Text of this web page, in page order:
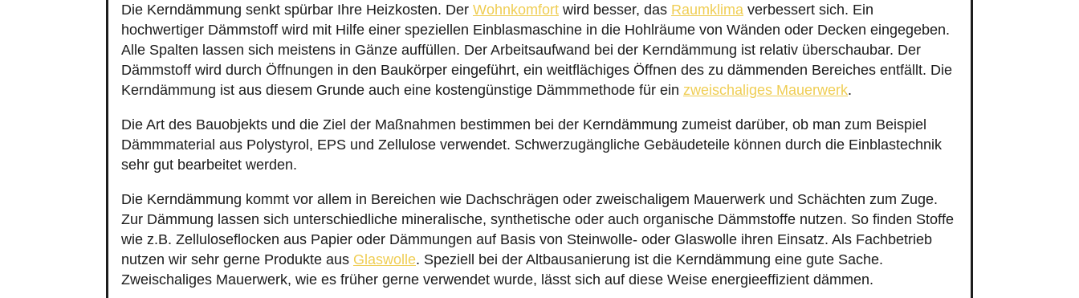
Die Kerndämmung senkt spürbar Ihre Heizkosten. Der Wohnkomfort wird besser, das Raumklima verbessert sich. Ein
hochwertiger Dämmstoff wird mit Hilfe einer speziellen Einblasmaschine in die Hohlräume von Wänden oder Decken eingegeben.
Alle Spalten lassen sich meistens in Gänze auffüllen. Der Arbeitsaufwand bei der Kerndämmung ist relativ überschaubar. Der
Dämmstoff wird durch Öffnungen in den Baukörper eingeführt, ein weitflächiges Öffnen des zu dämmenden Bereiches entfällt. Die
Kerndämmung ist aus diesem Grunde auch eine kostengünstige Dämmmethode für ein zweischaliges Mauerwerk.
Die Art des Bauobjekts und die Ziel der Maßnahmen bestimmen bei der Kerndämmung zumeist darüber, ob man zum Beispiel
Dämmmaterial aus Polystyrol, EPS und Zellulose verwendet. Schwerzugängliche Gebäudeteile können durch die Einblastechnik
sehr gut bearbeitet werden.
Die Kerndämmung kommt vor allem in Bereichen wie Dachschrägen oder zweischaligem Mauerwerk und Schächten zum Zuge.
Zur Dämmung lassen sich unterschiedliche mineralische, synthetische oder auch organische Dämmstoffe nutzen. So finden Stoffe
wie z.B. Zelluloseflocken aus Papier oder Dämmungen auf Basis von Steinwolle- oder Glaswolle ihren Einsatz. Als Fachbetrieb
nutzen wir sehr gerne Produkte aus Glaswolle. Speziell bei der Altbausanierung ist die Kerndämmung eine gute Sache.
Zweischaliges Mauerwerk, wie es früher gerne verwendet wurde, lässt sich auf diese Weise energieeffizient dämmen.